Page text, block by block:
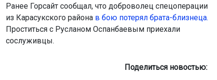
Ранее Горсайт сообщал, что доброволец спецоперации
из Карасукского района в бою потерял брата-близнеца.
Проститься с Русланом Оспанбаевым приехали
сослуживцы.
Поделиться новостью: